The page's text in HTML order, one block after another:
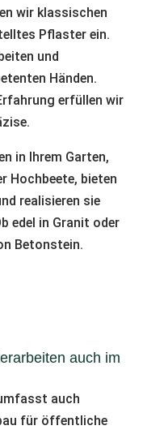
wir klassischen
Pflaster ein.
und
Händen.
erfüllen wir
in Ihrem Garten,
Hochbeete, bieten
realisieren sie
edel in Granit oder
Betonstein.
auch im
auch
für öffentliche